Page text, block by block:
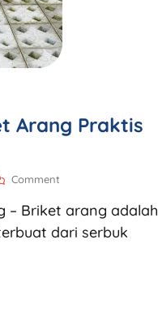
Arang Praktis
Comment
– Briket arang adalah
dari serbuk